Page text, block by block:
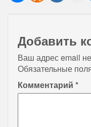
Добавить
Ваш адрес email
Обязательные
Комментарий *